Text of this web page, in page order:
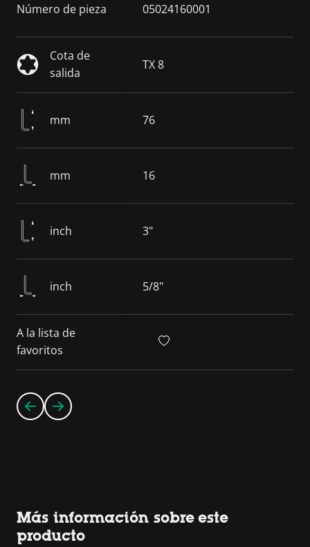
Número de pieza 05024160001
Cota de
salida
TX 8
mm 76
mm 16
inch 3"
inch 5/8"
A la lista de
favoritos
Más información sobre este
producto